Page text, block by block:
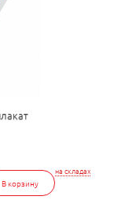
на складах
В корзину